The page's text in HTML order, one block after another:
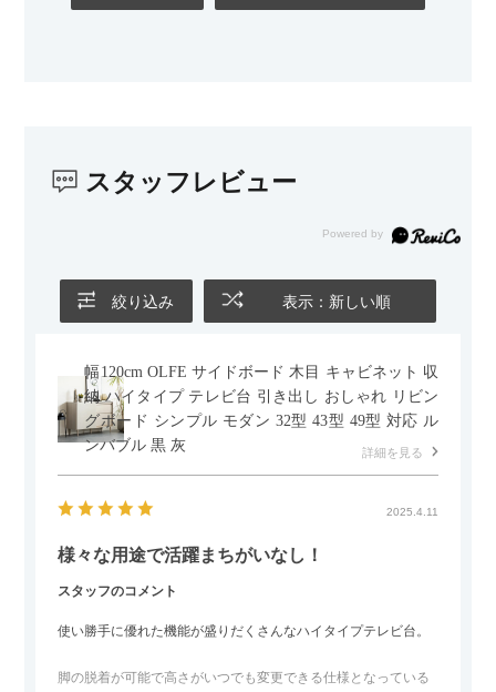
スタッフレビュー
絞り込み 表示：新しい順
幅120cm OLFE サイドボード 木目 キャビネット 収
納 ハイタイプ テレビ台 引き出し おしゃれ リビン
グボード シンプル モダン 32型 43型 49型 対応 ル
ンバブル 黒 灰
詳細を見る
2025.4.11
様々な用途で活躍まちがいなし！
スタッフのコメント
使い勝手に優れた機能が盛りだくさんなハイタイプテレビ台。
脚の脱着が可能で高さがいつでも変更できる仕様となっている